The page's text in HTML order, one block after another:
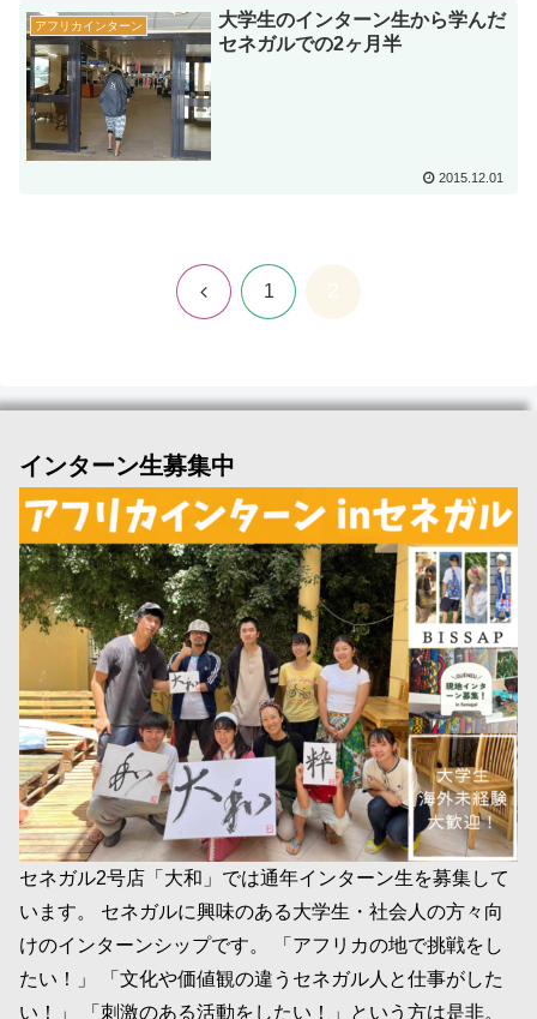
アフリカインターン
大学生のインターン生から学んだ
セネガルでの2ヶ月半
2015.12.01
前 1
インターン生募集中
セネガル2号店「大和」では通年インターン生を募集して
います。 セネガルに興味のある大学生・社会人の方々向
けのインターンシップです。 「アフリカの地で挑戦をし
たい！」 「文化や価値観の違うセネガル人と仕事がした
い！」 「刺激のある活動をしたい！」という方は是非。